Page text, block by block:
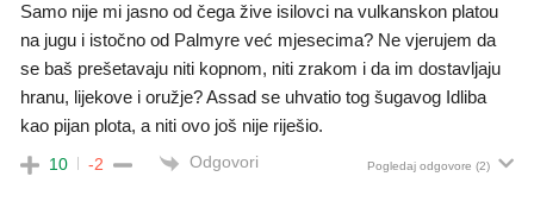
Samo nije mi jasno od čega žive isilovci na vulkanskon platou
na jugu i istočno od Palmyre već mjesecima? Ne vjerujem da
se baš prešetavaju niti kopnom, niti zrakom i da im dostavljaju
hranu, lijekove i oružje? Assad se uhvatio tog šugavog Idliba
kao pijan plota, a niti ovo još nije riješio.
10 -2 Odgovori Pogledaj odgovore (2)